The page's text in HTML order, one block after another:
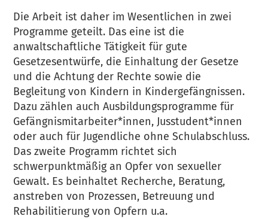
Die Arbeit ist daher im Wesentlichen in zwei
Programme geteilt. Das eine ist die
anwaltschaftliche Tätigkeit für gute
Gesetzesentwürfe, die Einhaltung der Gesetze
und die Achtung der Rechte sowie die
Begleitung von Kindern in Kindergefängnissen.
Dazu zählen auch Ausbildungsprogramme für
Gefängnismitarbeiter*innen, Jusstudent*innen
oder auch für Jugendliche ohne Schulabschluss.
Das zweite Programm richtet sich
schwerpunktmäßig an Opfer von sexueller
Gewalt. Es beinhaltet Recherche, Beratung,
anstreben von Prozessen, Betreuung und
Rehabilitierung von Opfern u.a.